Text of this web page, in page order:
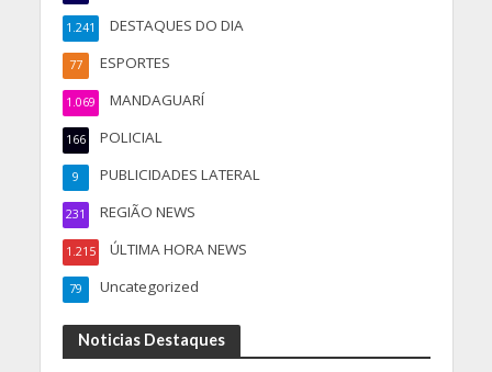
DESTAQUES DO DIA
1.241
ESPORTES
77
MANDAGUARÍ
1.069
POLICIAL
166
PUBLICIDADES LATERAL
9
REGIÃO NEWS
231
ÚLTIMA HORA NEWS
1.215
Uncategorized
79
Noticias Destaques